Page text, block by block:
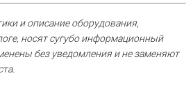
и описание оборудования,
носят сугубо информационный
без уведомления и не заменяют